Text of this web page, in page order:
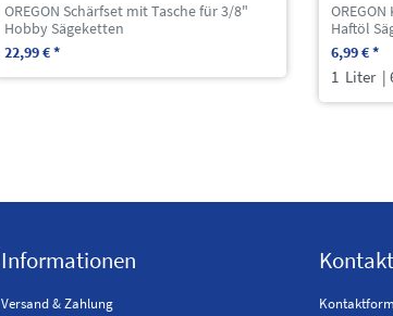
OREGON Schärfset mit Tasche für 3/8"
Hobby Sägeketten
22,99 € *
Haftöl
6,99 € *
1 Liter |
Informationen
Versand & Zahlung
Kontakt